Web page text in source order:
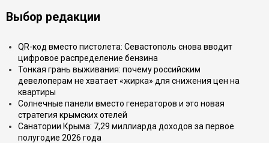
Выбор редакции
QR-код вместо пистолета: Севастополь снова вводит
цифровое распределение бензина
Тонкая грань выживания: почему российским
девелоперам не хватает «жирка» для снижения цен на
квартиры
Солнечные панели вместо генераторов и это новая
стратегия крымских отелей
Санатории Крыма: 7,29 миллиарда доходов за первое
полугодие 2026 года